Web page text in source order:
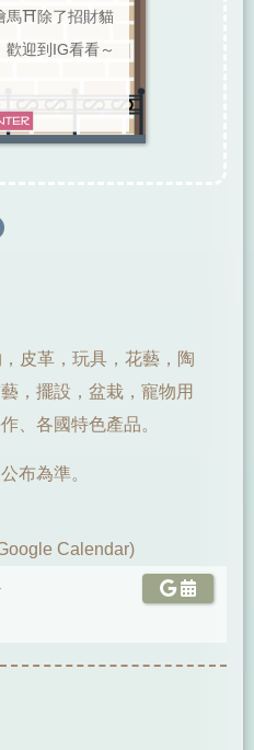
馬⛩️除了招財貓
迎到IG看看～
皮革，玩具，花藝，陶
，擺設，盆栽，寵物用
、各國特色產品。
布為準。
Calendar)